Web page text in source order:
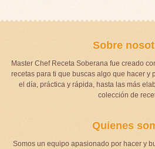
Sobre
Master Chef Receta Soberana fue creado
recetas para ti que buscas algo que hacer y
el día, práctica y rápida, hasta las más
colección de
Quienes
Somos un equipo apasionado por hacer y